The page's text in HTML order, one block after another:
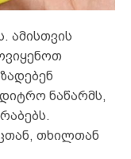
ამისთვის
ნაწარმს,
თხილთან